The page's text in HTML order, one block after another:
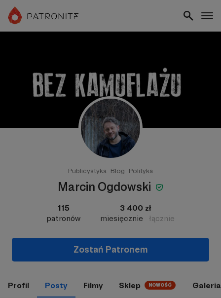
Publicystyka Blog Polityka
Marcin Ogdowski
115
patronów
3 400 zł
miesięcznie
łącznie
Zostań Patronem
Profil Posty Filmy Sklep NOWOŚĆ Galeria